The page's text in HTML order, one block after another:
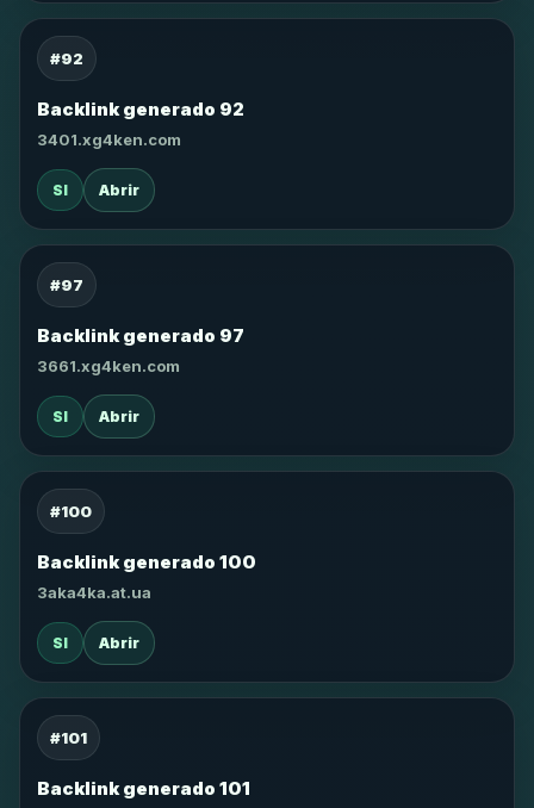
#92
Backlink generado 92
3401.xg4ken.com
SI Abrir
#97
Backlink generado 97
3661.xg4ken.com
SI Abrir
#100
Backlink generado 100
3aka4ka.at.ua
SI Abrir
#101
Backlink generado 101